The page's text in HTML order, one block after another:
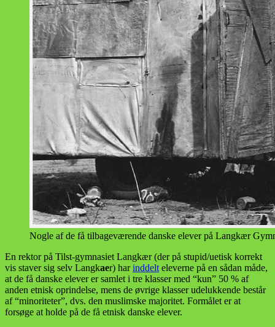
Nogle af de få tilbageværende danske elever på Langkær
En rektor på Tilst-gymnasiet Langkær (der på stupid/uetisk korrekt
vis staver sig selv Langkaer) harinddelt eleverne på en sådan måde,
at de få danske elever er samlet i tre klasser med “kun” 50 % af
anden etnisk oprindelse, mens de øvrige klasser udelukkende består
af “minoriteter”, dvs. den muslimske majoritet. Formålet er at
forsøge at holde på de få etnisk danske elever.